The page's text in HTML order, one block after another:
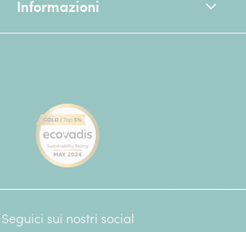
Informazioni
Seguici sui nostri social